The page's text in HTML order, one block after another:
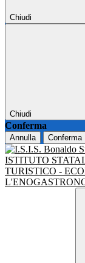
Chiudi
Chiudi
Conferma
Annulla Conferma
ISTITUTO
TURISTICO -